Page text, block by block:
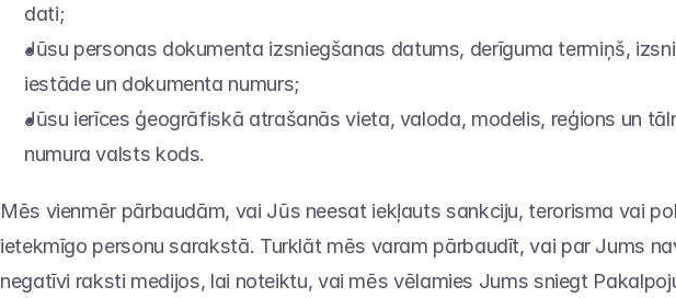
dati;
Jūsu personas dokumenta izsniegšanas datums, derīguma termiņš,
iestāde un dokumenta numurs;
Jūsu ierīces ģeogrāfiskā atrašanās vieta, valoda, modelis, reģions un
numura valsts kods.
Mēs vienmēr pārbaudām, vai Jūs neesat iekļauts sankciju, terorisma vai
ietekmīgo personu sarakstā. Turklāt mēs varam pārbaudīt, vai par Jums
negatīvi raksti medijos, lai noteiktu, vai mēs vēlamies Jums sniegt